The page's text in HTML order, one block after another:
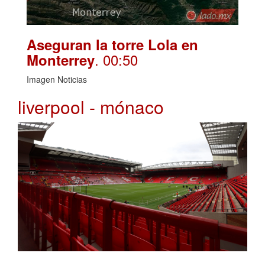
Aseguran la torre Lola en
Monterrey. 00:50
Imagen Noticias
liverpool - mónaco